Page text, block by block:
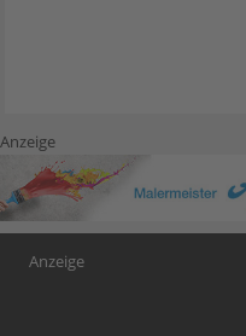
Anzeige
Anzeige